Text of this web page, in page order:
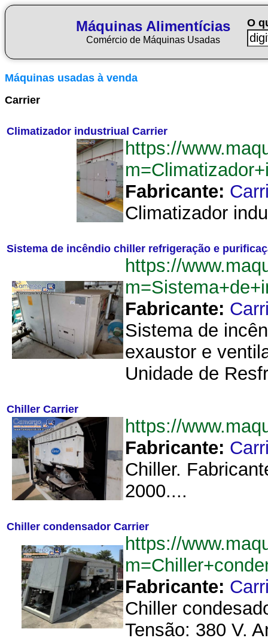
Máquinas Alimentícias
Comércio de Máquinas Usadas
O
Máquinas usadas à venda
Carrier
Climatizador industriual Carrier
https://
Fabricante:
Climatizador
Sistema de incêndio chiller refrigeração e
https://
Fabricante:
Sistema de
exaustor e
Unidade de
Chiller Carrier
https://
Fabricante:
Chiller.
2000....
Chiller condensador Carrier
https://
Fabricante:
Chiller
Tensão: 380 V.